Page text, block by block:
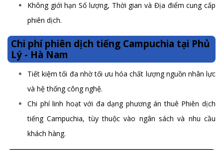
Không giới hạn Số lượng, Thời gian và Địa điểm cung cấp
phiên dịch.
Chi phí phiên dịch tiếng Campuchia tại Phủ
Lý - Hà Nam
Tiết kiệm tối đa nhờ tối ưu hóa chất lượng nguồn nhân lực
và hệ thống công nghệ.
Chi phí linh hoạt với đa dạng phương án thuê Phiên dịch
tiếng Campuchia, tùy thuộc vào ngân sách và nhu cầu
khách hàng.